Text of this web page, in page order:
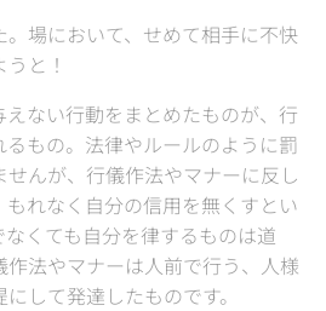
場において、せめて相手に不快
と！
ない行動をまとめたものが、行
もの。法律やルールのように罰
んが、行儀作法やマナーに反し
れなく自分の信用を無くすとい
くても自分を律するものは道
法やマナーは人前で行う、人様
して発達したものです。